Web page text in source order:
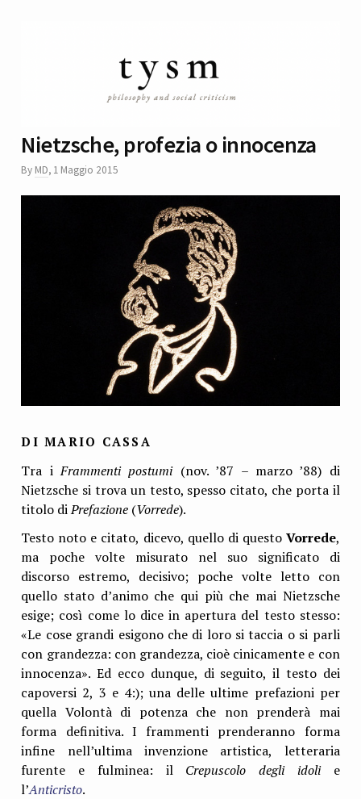
Nietzsche, profezia o innocenza
By MD, 1 Maggio 2015
DI MARIO CASSA
Tra iFrammenti postumi(nov. ’87 – marzo ’88) di
Nietzsche si trova un testo, spesso citato, che porta il
titolo diPrefazione (Vorrede).
Testo noto e citato, dicevo, quello di questo Vorrede,
ma poche volte misurato nel suo significato di
discorso estremo, decisivo; poche volte letto con
quello stato d’animo che qui più che mai Nietzsche
esige; così come lo dice in apertura del testo stesso:
«Le cose grandi esigono che di loro si taccia o si parli
con grandezza: con grandezza, cioè cinicamente e con
innocenza». Ed ecco dunque, di seguito, il testo dei
capoversi 2, 3 e 4:); una delle ultime prefazioni per
quella Volontà di potenza che non prenderà mai
forma definitiva. I frammenti prenderanno forma
infine nell’ultima invenzione artistica, letteraria
furente e fulminea: il Crepuscolo degli idolie
l’Anticristo.